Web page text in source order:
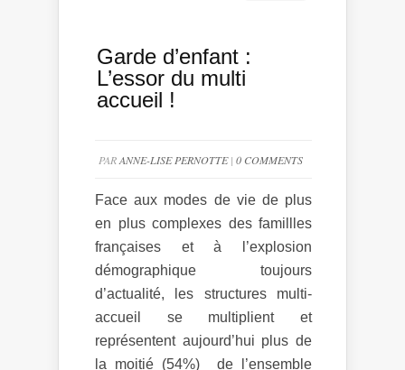
Garde d’enfant :
L’essor du multi
accueil !
PARANNE-LISE PERNOTTE| 0 COMMENTS
Face aux modes de vie de plus
en plus complexes des famillles
françaises et à l’explosion
démographique toujours
d’actualité, les structures multi-
accueil se multiplient et
représentent aujourd’hui plus de
la moitié (54%) de l’ensemble